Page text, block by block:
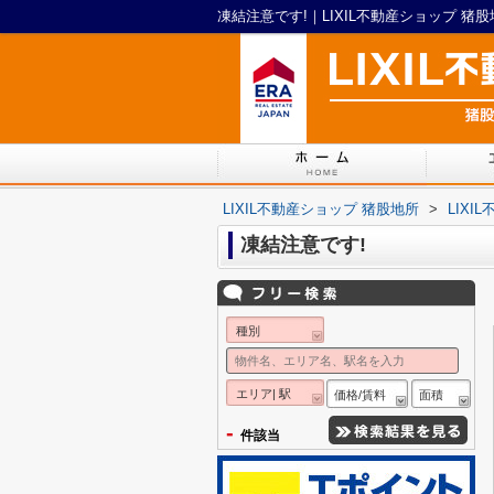
凍結注意です!｜LIXIL不動産ショップ 猪股
LIXIL不動産ショップ 猪股地所 > LIXIL
凍結注意です!
種別
エリア| 駅 価格/賃料 面積
- 件該当